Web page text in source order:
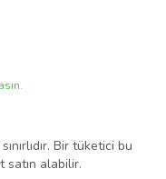
Bir tüketici bu
satın alabilir.